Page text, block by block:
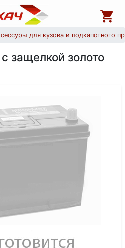
для кузова и подкапотного
защелкой золото